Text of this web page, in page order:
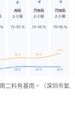
二料有暴雨。（深圳市氣